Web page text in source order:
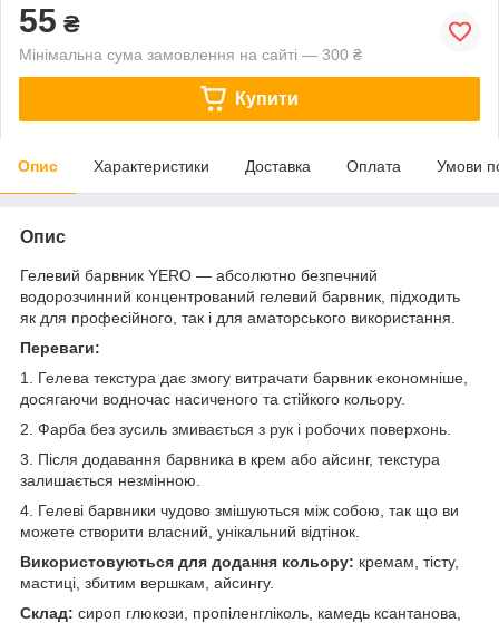
55 ₴
Мінімальна сума замовлення на сайті — 300 ₴
Купити
Опис Характеристики Доставка Оплата Умови
Опис
Гелевий барвник YERO — абсолютно безпечний
водорозчинний концентрований гелевий барвник, підходить
як для професійного, так і для аматорського використання.
Переваги:
1. Гелева текстура дає змогу витрачати барвник економніше,
досягаючи водночас насиченого та стійкого кольору.
2. Фарба без зусиль змивається з рук і робочих поверхонь.
3. Після додавання барвника в крем або айсинг, текстура
залишається незмінною.
4. Гелеві барвники чудово змішуються між собою, так що ви
можете створити власний, унікальний відтінок.
Використовуються для додання кольору: кремам, тісту,
мастиці, збитим вершкам, айсингу.
Склад: сироп глюкози, пропіленгліколь, камедь ксантанова,